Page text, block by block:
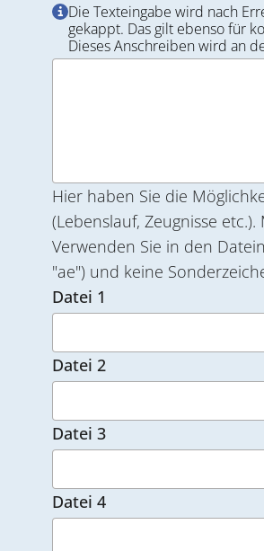
Die Texteingabe wird nach
gekappt. Das gilt ebenso für
Dieses Anschreiben wird an
Hier haben Sie die
(Lebenslauf, Zeugnisse etc.). Max. 2 MB pro Datei
Verwenden Sie in den
"ae") und keine
Datei 1
Datei 2
Datei 3
Datei 4